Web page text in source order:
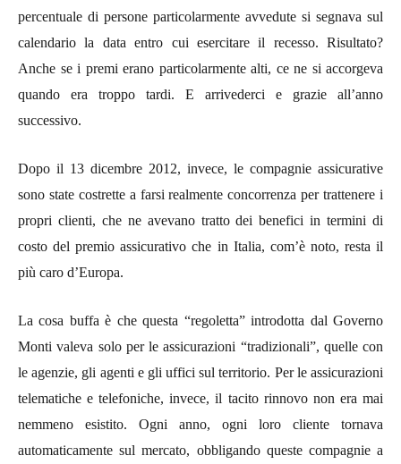
percentuale di persone particolarmente avvedute si segnava sul
calendario la data entro cui esercitare il recesso. Risultato?
Anche se i premi erano particolarmente alti, ce ne si accorgeva
quando era troppo tardi. E arrivederci e grazie all’anno
successivo.
Dopo il 13 dicembre 2012, invece, le compagnie assicurative
sono state costrette a farsi realmente concorrenza per trattenere i
propri clienti, che ne avevano tratto dei benefici in termini di
costo del premio assicurativo che in Italia, com’è noto, resta il
più caro d’Europa.
La cosa buffa è che questa “regoletta” introdotta dal Governo
Monti valeva solo per le assicurazioni “tradizionali”, quelle con
le agenzie, gli agenti e gli uffici sul territorio. Per le assicurazioni
telematiche e telefoniche, invece, il tacito rinnovo non era mai
nemmeno esistito. Ogni anno, ogni loro cliente tornava
automaticamente sul mercato, obbligando queste compagnie a